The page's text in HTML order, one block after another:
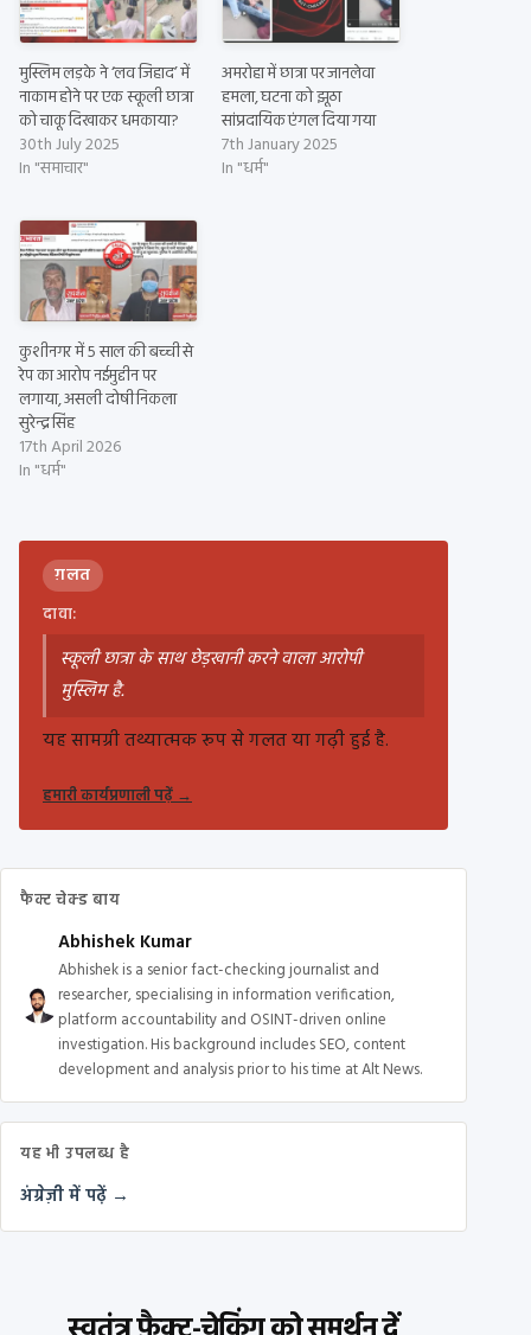
मुस्लिम लड़के ने ‘लव जिहाद’ में
नाकाम होने पर एक स्कूली छात्रा
को चाकू दिखाकर धमकाया?
30th July 2025
In "समाचार"
अमरोहा में छात्रा पर जानलेवा
हमला, घटना को झूठा
सांप्रदायिक एंगल दिया गया
7th January 2025
In "धर्म"
कुशीनगर में 5 साल की बच्ची से
रेप का आरोप नईमुद्दीन पर
लगाया, असली दोषी निकला
सुरेन्द्र सिंह
17th April 2026
In "धर्म"
ग़लत
दावा:
स्कूली छात्रा के साथ छेड़खानी करने वाला आरोपी
मुस्लिम है.
यह सामग्री तथ्यात्मक रूप से गलत या गढ़ी हुई है.
हमारी कार्यप्रणाली पढ़ें→
फैक्ट चेक्ड बाय
Abhishek Kumar
Abhishek is a senior fact-checking journalist and
researcher, specialising in information verification,
platform accountability and OSINT-driven online
investigation. His background includes SEO, content
development and analysis prior to his time at Alt News.
यह भी उपलब्ध है
अंग्रेज़ी में पढ़ें →